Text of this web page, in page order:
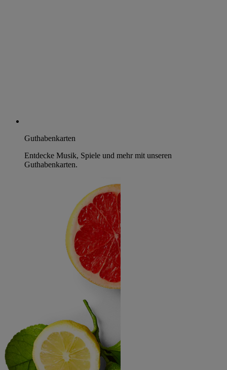
Guthabenkarten
Entdecke Musik, Spiele und mehr mit unseren
Guthabenkarten.